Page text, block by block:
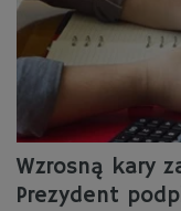
Wzrosną kary
Prezydent